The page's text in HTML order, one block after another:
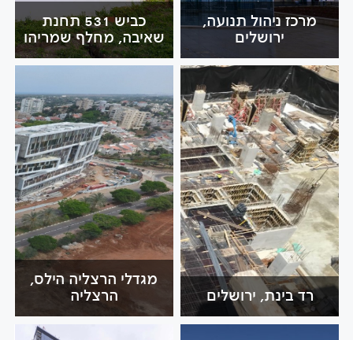
מרכז ניהול תנועה,
ירושלים
כביש 531 תחנת
שאיבה, מחלף שמריהו
רד בינת, ירושלים
מגדלי הרצליה הילס,
הרצליה